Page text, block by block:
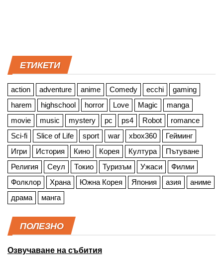
ЕТИКЕТИ
action adventure anime Comedy ecchi
gaming
harem
highschool horror Love Magic
manga
movie
music mystery pc ps4 Robot
romance
Sci-fi
Slice of Life sport war xbox360
Гейминг
Игри
История Кино Корея Култура
Пътуване
Религия
Сеул Токио Туризъм Ужаси
Филми
Фолклор
Храна Южна Корея Япония азия
аниме
драма
манга
ПОЛЕЗНО
Озвучаване на събития